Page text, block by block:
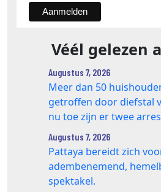
Véél gelezen
Augustus 7, 2026
Meer dan 50
getroffen door diefstal
nu toe zijn er twee
Augustus 7, 2026
Pattaya bereidt zich
adembenemend,
spektakel.